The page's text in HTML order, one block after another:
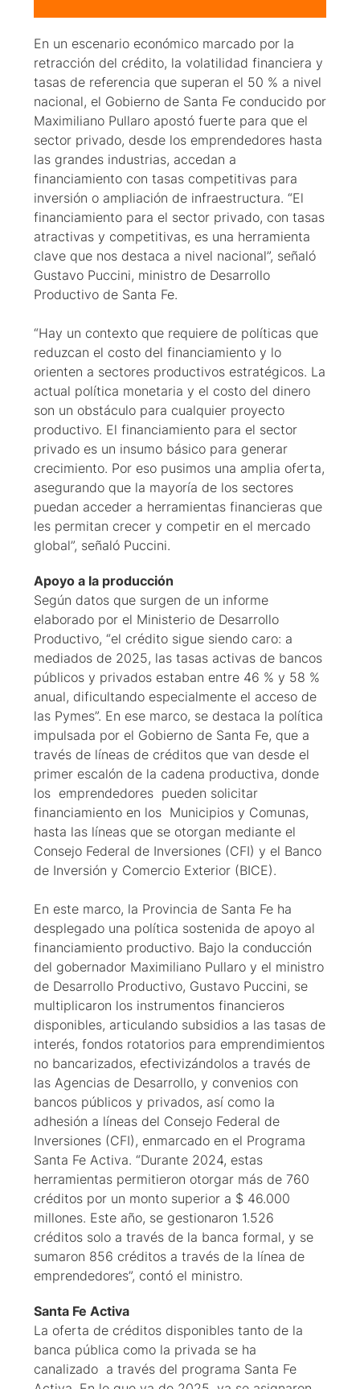
En un escenario económico marcado por la
retracción del crédito, la volatilidad financiera y
tasas de referencia que superan el 50 % a nivel
nacional, el Gobierno de Santa Fe conducido por
Maximiliano Pullaro apostó fuerte para que el
sector privado, desde los emprendedores hasta
las grandes industrias, accedan a
financiamiento con tasas competitivas para
inversión o ampliación de infraestructura. “El
financiamiento para el sector privado, con tasas
atractivas y competitivas, es una herramienta
clave que nos destaca a nivel nacional”, señaló
Gustavo Puccini, ministro de Desarrollo
Productivo de Santa Fe.
“Hay un contexto que requiere de políticas que
reduzcan el costo del financiamiento y lo
orienten a sectores productivos estratégicos. La
actual política monetaria y el costo del dinero
son un obstáculo para cualquier proyecto
productivo. El financiamiento para el sector
privado es un insumo básico para generar
crecimiento. Por eso pusimos una amplia oferta,
asegurando que la mayoría de los sectores
puedan acceder a herramientas financieras que
les permitan crecer y competir en el mercado
global”, señaló Puccini.
Apoyo a la producción
Según datos que surgen de un informe
elaborado por el Ministerio de Desarrollo
Productivo, “el crédito sigue siendo caro: a
mediados de 2025, las tasas activas de bancos
públicos y privados estaban entre 46 % y 58 %
anual, dificultando especialmente el acceso de
las Pymes”. En ese marco, se destaca la política
impulsada por el Gobierno de Santa Fe, que a
través de líneas de créditos que van desde el
primer escalón de la cadena productiva, donde
los emprendedores pueden solicitar
financiamiento en los Municipios y Comunas,
hasta las líneas que se otorgan mediante el
Consejo Federal de Inversiones (CFI) y el Banco
de Inversión y Comercio Exterior (BICE).
En este marco, la Provincia de Santa Fe ha
desplegado una política sostenida de apoyo al
financiamiento productivo. Bajo la conducción
del gobernador Maximiliano Pullaro y el ministro
de Desarrollo Productivo, Gustavo Puccini, se
multiplicaron los instrumentos financieros
disponibles, articulando subsidios a las tasas de
interés, fondos rotatorios para emprendimientos
no bancarizados, efectivizándolos a través de
las Agencias de Desarrollo, y convenios con
bancos públicos y privados, así como la
adhesión a líneas del Consejo Federal de
Inversiones (CFI), enmarcado en el Programa
Santa Fe Activa. “Durante 2024, estas
herramientas permitieron otorgar más de 760
créditos por un monto superior a $ 46.000
millones. Este año, se gestionaron 1.526
créditos solo a través de la banca formal, y se
sumaron 856 créditos a través de la línea de
emprendedores”, contó el ministro.
Santa Fe Activa
La oferta de créditos disponibles tanto de la
banca pública como la privada se ha
canalizado a través del programa Santa Fe